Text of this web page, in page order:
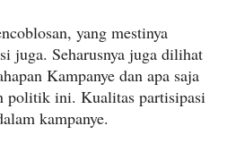
yang mestinya
juga. Seharusnya juga dilihat
Kampanye dan apa saja
politik ini. Kualitas partisipasi
kampanye.